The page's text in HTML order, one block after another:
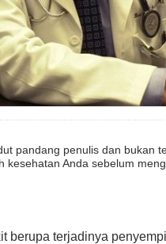
pandang penulis dan bukan
Anda sebelum
berupa terjadinya